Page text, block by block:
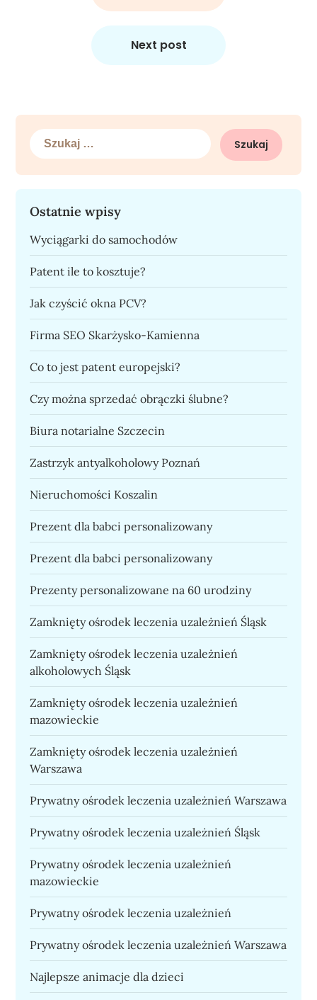
Next post
Szukaj:
Ostatnie wpisy
Wyciągarki do samochodów
Patent ile to kosztuje?
Jak czyścić okna PCV?
Firma SEO Skarżysko-Kamienna
Co to jest patent europejski?
Czy można sprzedać obrączki ślubne?
Biura notarialne Szczecin
Zastrzyk antyalkoholowy Poznań
Nieruchomości Koszalin
Prezent dla babci personalizowany
Prezent dla babci personalizowany
Prezenty personalizowane na 60 urodziny
Zamknięty ośrodek leczenia uzależnień Śląsk
Zamknięty ośrodek leczenia uzależnień
alkoholowych Śląsk
Zamknięty ośrodek leczenia uzależnień
mazowieckie
Zamknięty ośrodek leczenia uzależnień
Warszawa
Prywatny ośrodek leczenia uzależnień Warszawa
Prywatny ośrodek leczenia uzależnień Śląsk
Prywatny ośrodek leczenia uzależnień
mazowieckie
Prywatny ośrodek leczenia uzależnień
Prywatny ośrodek leczenia uzależnień Warszawa
Najlepsze animacje dla dzieci